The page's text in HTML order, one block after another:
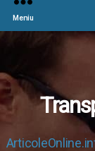
Meniu